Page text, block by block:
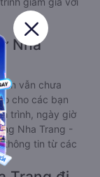
Nha
vẫn chưa
cho các bạn
trình, ngày giờ
Nha Trang -
thông tin từ các